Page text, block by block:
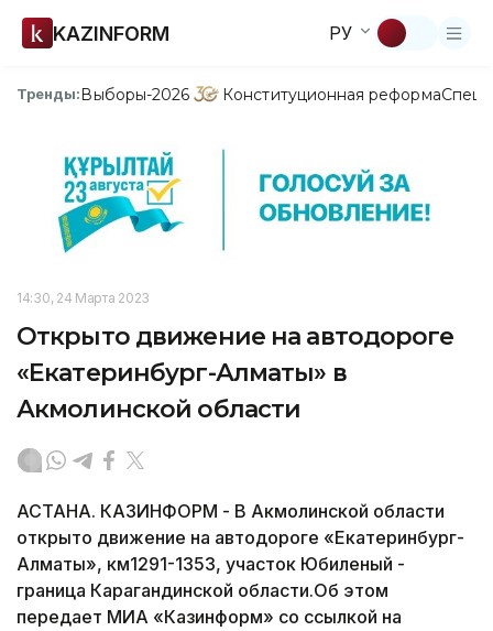
KAZINFORM РУ
Тренды:Выборы-2026 Конституционная реформа
14:30, 24 Марта 2023
Открыто движение на автодороге
«Екатеринбург-Алматы» в
Акмолинской области
АСТАНА. КАЗИНФОРМ - В Акмолинской области
открыто движение на автодороге «Екатеринбург-
Алматы», км1291-1353, участок Юбиленый -
граница Карагандинской области.Об этом
передает МИА «Казинформ» со ссылкой на